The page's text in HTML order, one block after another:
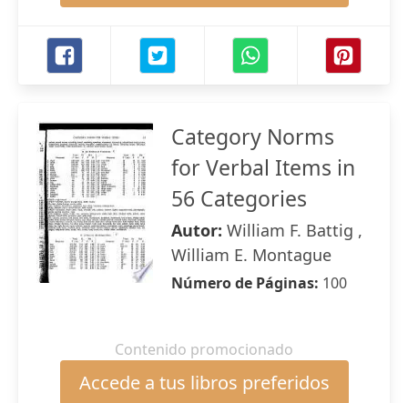
Category Norms
for Verbal Items in
56 Categories
Autor: William F. Battig ,
William E. Montague
Número de Páginas: 100
Contenido promocionado
Accede a tus libros preferidos